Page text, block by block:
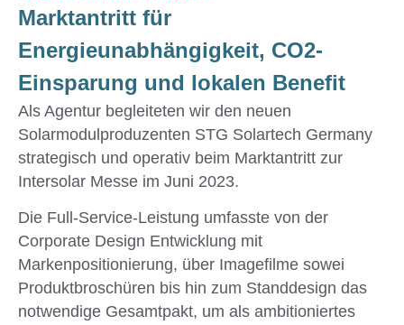
Marktantritt für
Energieunabhängigkeit, CO2-
Einsparung und lokalen Benefit
Als Agentur begleiteten wir den neuen
Solarmodulproduzenten STG Solartech Germany
strategisch und operativ beim Marktantritt zur
Intersolar Messe im Juni 2023.
Die Full-Service-Leistung umfasste von der
Corporate Design Entwicklung mit
Markenpositionierung, über Imagefilme sowei
Produktbroschüren bis hin zum Standdesign das
notwendige Gesamtpakt, um als ambitioniertes